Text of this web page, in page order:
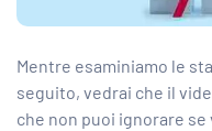
Mentre esaminiamo le
seguito, vedrai che il
che non puoi ignorare